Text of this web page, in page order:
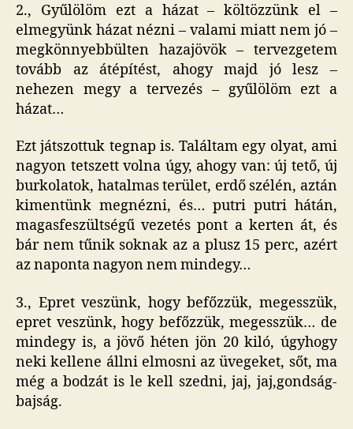
2., Gyűlölöm ezt a házat – költözzünk el –
elmegyünk házat nézni – valami miatt nem jó –
megkönnyebbülten hazajövök – tervezgetem
tovább az átépítést, ahogy majd jó lesz –
nehezen megy a tervezés – gyűlölöm ezt a
házat…
Ezt játszottuk tegnap is. Találtam egy olyat, ami
nagyon tetszett volna úgy, ahogy van: új tető, új
burkolatok, hatalmas terület, erdő szélén, aztán
kimentünk megnézni, és… putri putri hátán,
magasfeszültségű vezetés pont a kerten át, és
bár nem tűnik soknak az a plusz 15 perc, azért
az naponta nagyon nem mindegy…
3., Epret veszünk, hogy befőzzük, megesszük,
epret veszünk, hogy befőzzük, megesszük… de
mindegy is, a jövő héten jön 20 kiló, úgyhogy
neki kellene állni elmosni az üvegeket, sőt, ma
még a bodzát is le kell szedni, jaj, jaj,gondság-
bajság.